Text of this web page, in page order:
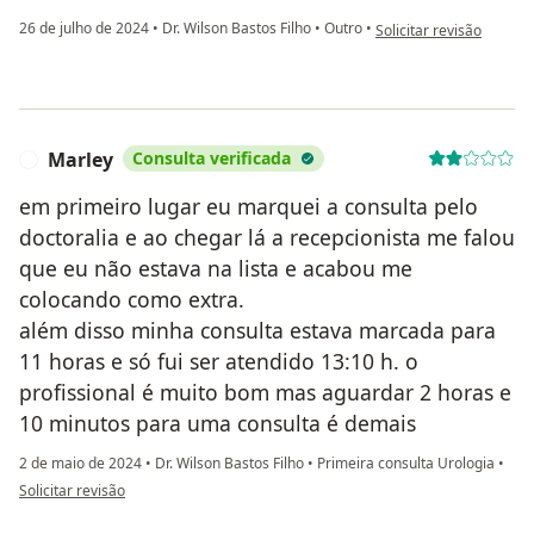
26 de julho de 2024 • Dr. Wilson Bastos Filho • Outro • na opinião do utilizador
Solicitar revisão
Marley Consulta verificada
em primeiro lugar eu marquei a consulta pelo
doctoralia e ao chegar lá a recepcionista me falou
que eu não estava na lista e acabou me
colocando como extra.
além disso minha consulta estava marcada para
11 horas e só fui ser atendido 13:10 h. o
profissional é muito bom mas aguardar 2 horas e
10 minutos para uma consulta é demais
2 de maio de 2024 • Dr. Wilson Bastos Filho • Primeira consulta Urologia •
na opinião do utilizador Marley
Solicitar revisão